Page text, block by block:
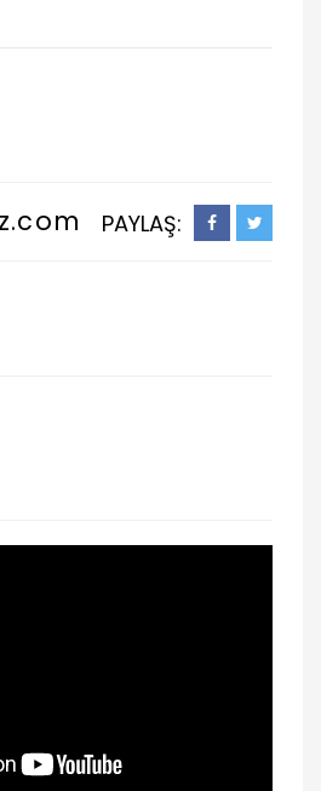
PAYLAŞ: